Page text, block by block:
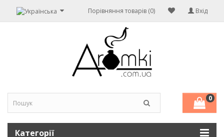
Вхід
Порівняння товарів (0)
0
Категорії